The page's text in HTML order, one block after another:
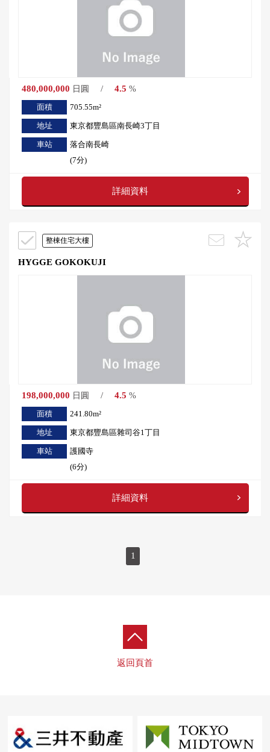
480,000,000 日圓 / 4.5 %
面積
705.55m²
地址 東京都豐島區南長崎3丁目
車站
落合南長崎
(7分)
詳細資料
整棟住宅大樓
HYGGE GOKOKUJI
198,000,000 日圓 / 4.5 %
面積
241.80m²
地址 東京都豐島區雜司谷1丁目
車站
護國寺
(6分)
詳細資料
1
返回頁首